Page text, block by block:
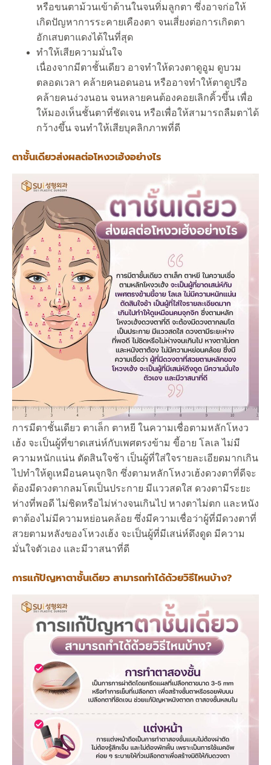
หรือขนตาม้วนเข้าด้านในจนทิ่มลูกตา ซึ่งอาจก่อให้
เกิดปัญหาการระคายเคืองตา จนเสี่ยงต่อการเกิดตา
อักเสบตาแดงได้ในที่สุด
ทำให้เสียความมั่นใจ
เนื่องจากมีตาชั้นเดียว อาจทำให้ดวงตาดูอูม ดูบวม
ตลอดเวลา คล้ายคนอดนอน หรืออาจทำให้ตาดูปรือ
คล้ายคนง่วงนอน จนหลายคนต้องคอยเลิกคิ้วขึ้น เพื่อ
ให้มองเห็นชั้นตาที่ชัดเจน หรือเพื่อให้สามารถลืมตาได้
กว้างขึ้น จนทำให้เสียบุคลิกภาพที่ดี
ตาชั้นเดียวส่งผลต่อโหงวเฮ้งอย่างไร
การมีตาชั้นเดียว ตาเล็ก ตาหยี ในความเชื่อตามหลักโหงว
เฮ้ง จะเป็นผู้ที่ขาดเสน่ห์กับเพศตรงข้าม ขี้อาย โลเล ไม่มี
ความหนักแน่น ตัดสินใจช้า เป็นผู้ที่ใส่ใจรายละเอียดมากเกิน
ไปทำให้ดูเหมือนคนจุกจิก ซึ่งตามหลักโหงวเฮ้งดวงตาที่ดีจะ
ต้องมีดวงตากลมโตเป็นประกาย มีแววสดใส ดวงตามีระยะ
ห่างที่พอดี ไม่ชิดหรือไม่ห่างจนเกินไป หางตาไม่ตก และหนัง
ตาต้องไม่มีความหย่อนคล้อย ซึ่งมีความเชื่อว่าผู้ที่มีดวงตาที่
สวยตามหลังของโหวงเฮ้ง จะเป็นผู้ที่มีเสน่ห์ดึงดูด มีความ
มั่นใจตัวเอง และมีวาสนาที่ดี
การแก้ปัญหาตาชั้นเดียว สามารถทำได้ด้วยวิธีไหนบ้าง?